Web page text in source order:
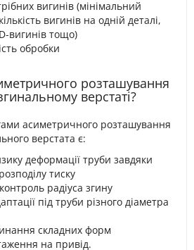
вигинів (мінімальний
вигинів на одній деталі,
вигинів тощо)
обробки
розташування
верстаті?
асиметричного розташування
верстата є:
деформації труби завдяки
тиску
радіуса згину
під труби різного діаметра
складних форм
на привід.